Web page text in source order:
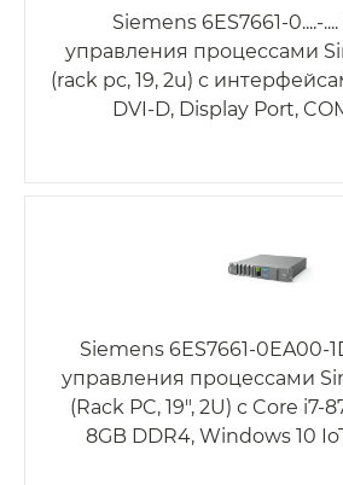
Siemens 6ES7661-0....-
управления процессами
(rack pc, 19, 2u) с
DVI-D, Display Port,
Siemens 6ES7661-0EA00-
управления процессами
(Rack PC, 19", 2U) с Core i7-
8GB DDR4, Windows 10